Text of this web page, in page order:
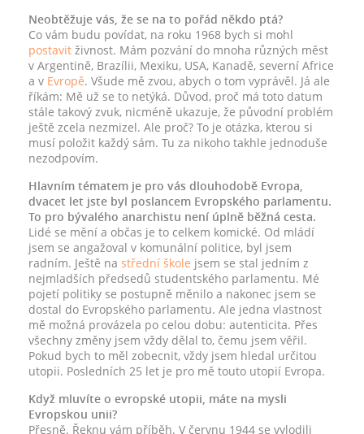
Neobtěžuje vás, že se na to pořád někdo ptá?
Co vám budu povídat, na roku 1968 bych si mohl
postavit živnost. Mám pozvání do mnoha různých měst
v Argentině, Brazílii, Mexiku, USA, Kanadě, severní Africe
a v Evropě. Všude mě zvou, abych o tom vyprávěl. Já ale
říkám: Mě už se to netýká. Důvod, proč má toto datum
stále takový zvuk, nicméně ukazuje, že původní problém
ještě zcela nezmizel. Ale proč? To je otázka, kterou si
musí položit každý sám. Tu za nikoho takhle jednoduše
nezodpovím.
Hlavním tématem je pro vás dlouhodobě Evropa,
dvacet let jste byl poslancem Evropského parlamentu.
To pro bývalého anarchistu není úplně běžná cesta.
Lidé se mění a občas je to celkem komické. Od mládí
jsem se angažoval v komunální politice, byl jsem
radním. Ještě na střední škole jsem se stal jedním z
nejmladších předsedů studentského parlamentu. Mé
pojetí politiky se postupně měnilo a nakonec jsem se
dostal do Evropského parlamentu. Ale jedna vlastnost
mě možná provázela po celou dobu: autenticita. Přes
všechny změny jsem vždy dělal to, čemu jsem věřil.
Pokud bych to měl zobecnit, vždy jsem hledal určitou
utopii. Posledních 25 let je pro mě touto utopií Evropa.
Když mluvíte o evropské utopii, máte na mysli
Evropskou unii?
Přesně. Řeknu vám příběh. V červnu 1944 se vylodili